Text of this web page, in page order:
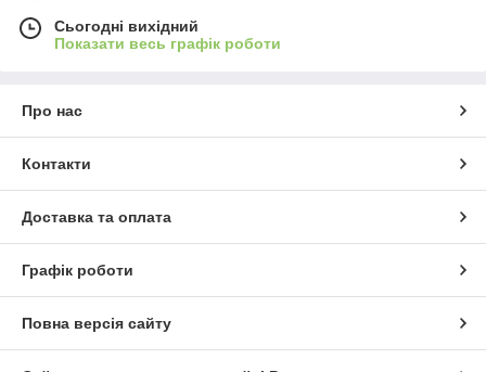
Сьогодні вихідний
Показати весь графік роботи
Про нас
Контакти
Доставка та оплата
Графік роботи
Повна версія сайту